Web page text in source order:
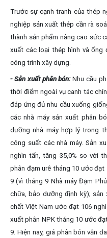
Trước sự cạnh tranh của thép
nghiệp sản xuất thép cần rà
thành sản phẩm nâng cao sức
xuất các loại thép hình và ống
công trình xây dựng.
- Sản xuất phân bón:Nhu cầu
thời điểm ngoài vụ canh tác
đáp ứng đủ nhu cầu xuống
các nhà máy sản xuất phân
dưỡng nhà máy hợp lý trong
công suất các nhà máy. Sản
nghìn tấn, tăng 35,0% so với
phân đạm urê tháng 10 ước đạt
9 (vì tháng 9 Nhà máy Đạm
chữa, bảo dưỡng định kỳ);
chất Việt Nam ước đạt 106
xuất phân NPK tháng 10 ước
9. Hiện nay, giá phân bón vẫn